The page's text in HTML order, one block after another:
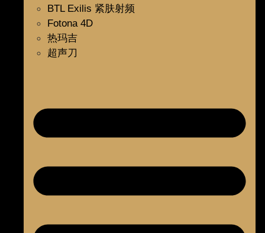
BTL Exilis 紧肤射频
Fotona 4D
热玛吉
超声刀